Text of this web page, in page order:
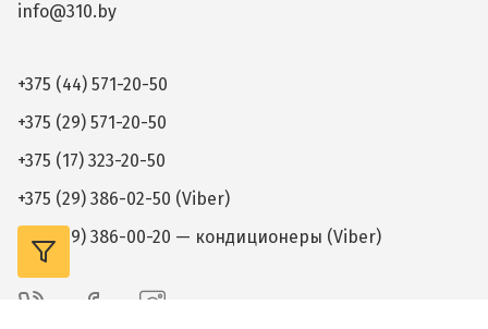
info@310.by
+375 (44) 571-20-50
+375 (29) 571-20-50
+375 (17) 323-20-50
+375 (29) 386-02-50 (Viber)
+375 (29) 386-00-20 — кондиционеры (Viber)